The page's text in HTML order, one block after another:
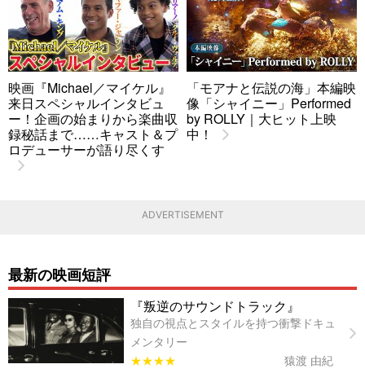
映画『Michael／マイケル』
来日スペシャルインタビュ
ー！企画の始まりから楽曲収
録秘話まで……キャスト＆プ
ロデューサーが語り尽くす
「モアナと伝説の海」本編映
像「シャイニー」Performed
by ROLLY｜大ヒット上映
中！
ADVERTISEMENT
最新の映画短評
『叛逆のサウンドトラック』
独自の視点とスタイルを持つ衝撃ドキュ
メンタリー
★★★★
猿渡 由紀